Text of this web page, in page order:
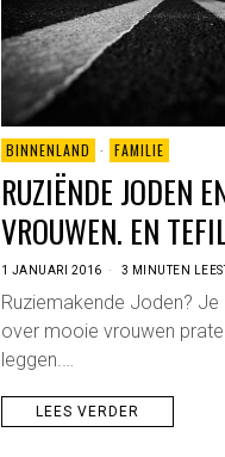
BINNENLAND · FAMILIE
RUZIËNDE JODEN
VROUWEN. EN
1 JANUARI 2016 3 MINUTEN
Ruziemakende Joden? Je
over mooie vrouwen
leggen.…
LEES VERDER